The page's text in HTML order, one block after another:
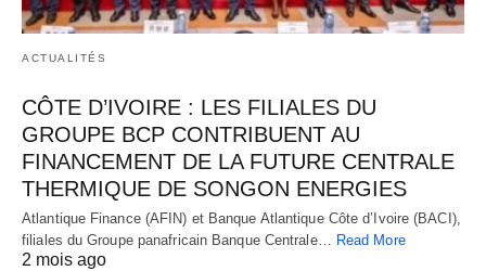
ACTUALITÉS
CÔTE D’IVOIRE : LES FILIALES DU
GROUPE BCP CONTRIBUENT AU
FINANCEMENT DE LA FUTURE CENTRALE
THERMIQUE DE SONGON ENERGIES
Atlantique Finance (AFIN) et Banque Atlantique Côte d’Ivoire (BACI),
filiales du Groupe panafricain Banque Centrale… Read More
2 mois ago